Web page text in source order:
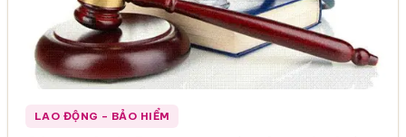
LAO ĐỘNG – BẢO HIỂM